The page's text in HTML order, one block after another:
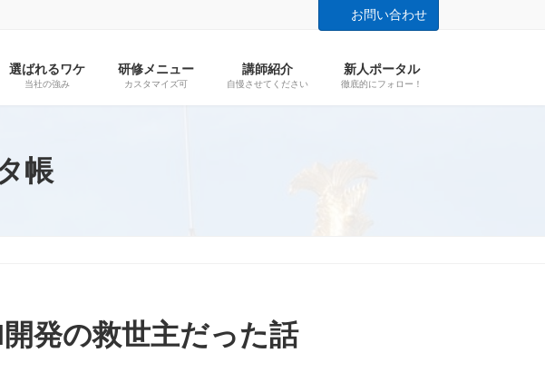
お問い合わせ
選ばれるワケ
当社の強み
研修メニュー
カスタマイズ可
講師紹介
自慢させてください
新人ポータル
徹底的にフォロー！
帳
発の救世主だった話